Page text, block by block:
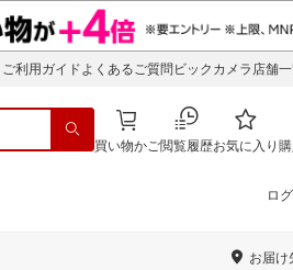
ご利用ガイド よくあるご質問 ビックカメラ店舗
買い物かご閲覧履歴お気に入り
ロ
お届け